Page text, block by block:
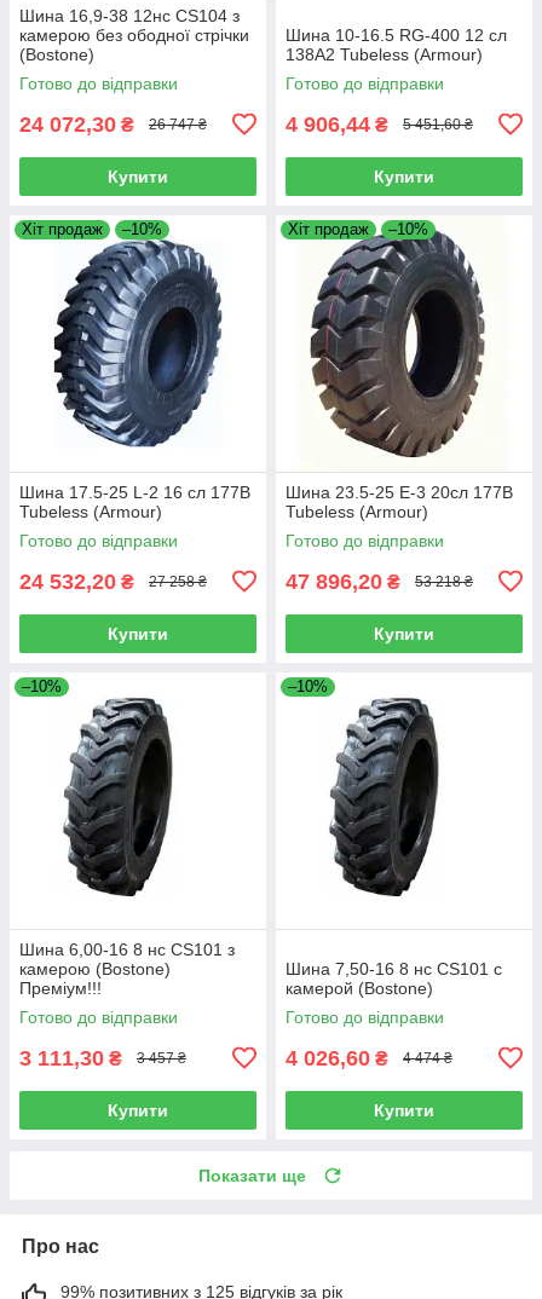
Шина 16,9-38 12нс CS104 з
камерою без ободної стрічки
(Bostone)
Готово до відправки
24 072,30 ₴ 26 747 ₴
Купити
Шина 10-16.5 RG-400 12 сл
138A2 Tubeless (Armour)
Готово до відправки
4 906,44 ₴ 5 451,60 ₴
Купити
Хіт продаж –10%
Шина 17.5-25 L-2 16 сл 177B
Tubeless (Armour)
Готово до відправки
24 532,20 ₴ 27 258 ₴
Купити
Хіт продаж –10%
Шина 23.5-25 E-3 20сл 177B
Tubeless (Armour)
Готово до відправки
47 896,20 ₴ 53 218 ₴
Купити
–10%
Шина 6,00-16 8 нс CS101 з
камерою (Bostone)
Преміум!!!
Готово до відправки
3 111,30 ₴ 3 457 ₴
Купити
–10%
Шина 7,50-16 8 нс CS101 с
камерой (Bostone)
Готово до відправки
4 026,60 ₴ 4 474 ₴
Купити
Показати ще
Про нас
99% позитивних з 125 відгуків за рік